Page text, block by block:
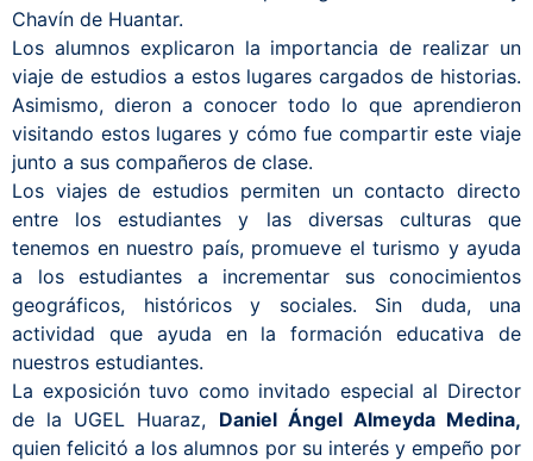
Chavín de Huantar.
Los alumnos explicaron la importancia de realizar un
viaje de estudios a estos lugares cargados de historias.
Asimismo, dieron a conocer todo lo que aprendieron
visitando estos lugares y cómo fue compartir este viaje
junto a sus compañeros de clase.
Los viajes de estudios permiten un contacto directo
entre los estudiantes y las diversas culturas que
tenemos en nuestro país, promueve el turismo y ayuda
a los estudiantes a incrementar sus conocimientos
geográficos, históricos y sociales. Sin duda, una
actividad que ayuda en la formación educativa de
nuestros estudiantes.
La exposición tuvo como invitado especial al Director
de la UGEL Huaraz, Daniel Ángel Almeyda Medina,
quien felicitó a los alumnos por su interés y empeño por